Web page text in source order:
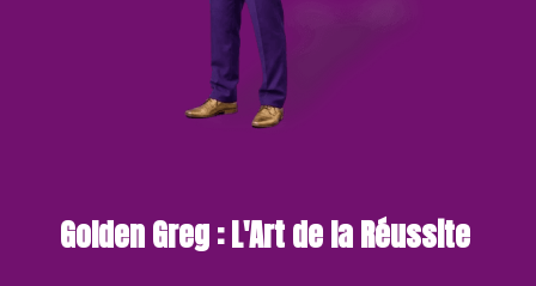
Golden Greg : L'Art de la Réussite